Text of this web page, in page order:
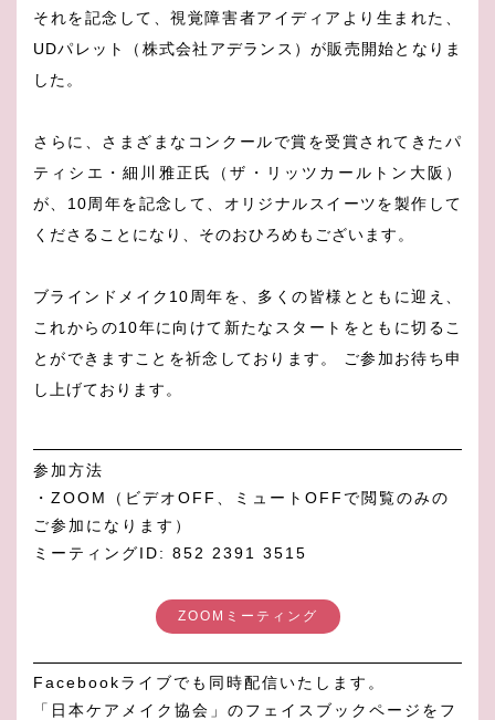
それを記念して、視覚障害者アイディアより生まれた、
UDパレット（株式会社アデランス）が販売開始となりま
した。
さらに、さまざまなコンクールで賞を受賞されてきたパ
ティシエ・細川雅正氏（ザ・リッツカールトン大阪）
が、10周年を記念して、オリジナルスイーツを製作して
くださることになり、そのおひろめもございます。
ブラインドメイク10周年を、多くの皆様とともに迎え、
これからの10年に向けて新たなスタートをともに切るこ
とができますことを祈念しております。 ご参加お待ち申
し上げております。
参加方法
・ZOOM（ビデオOFF、ミュートOFFで閲覧のみの
ご参加になります）
ミーティングID: 852 2391 3515
ZOOMミーティング
Facebookライブでも同時配信いたします。
「日本ケアメイク協会」のフェイスブックページをフ